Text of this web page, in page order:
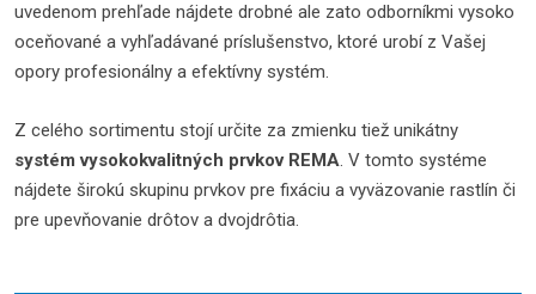
uvedenom prehľade nájdete drobné ale zato odborníkmi vysoko
oceňované a vyhľadávané príslušenstvo, ktoré urobí z Vašej
opory profesionálny a efektívny systém.
Z celého sortimentu stojí určite za zmienku tiež unikátny
systém vysokokvalitných prvkov REMA. V tomto systéme
nájdete širokú skupinu prvkov pre fixáciu a vyväzovanie rastlín či
pre upevňovanie drôtov a dvojdrôtia.